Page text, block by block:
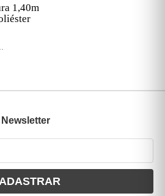
1,40m
Newsletter